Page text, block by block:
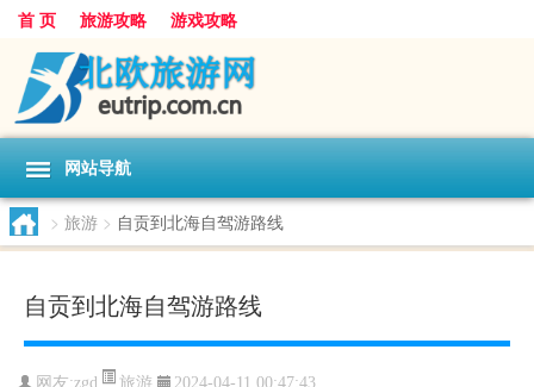
首 页 旅游攻略 游戏攻略
网站导航
> 旅游 > 自贡到北海自驾游路线
自贡到北海自驾游路线
网友:zgd 旅游 2024-04-11 00:47:43